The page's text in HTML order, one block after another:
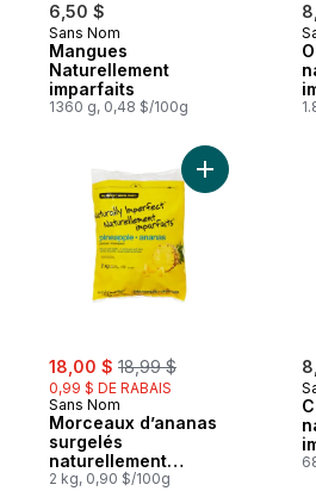
6,50 $
Sans Nom
Mangues
Naturellement
imparfaits
1360 g, 0,48 $/100g
sale:
18,00 $ , formerly:
18,99 $
0,99 $ DE RABAIS
Sans Nom
Morceaux d’ananas
surgelés
naturellement
imparfaits
2 kg, 0,90 $/100g
Ajouter